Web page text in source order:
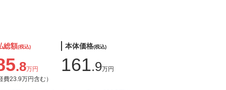
総額(税込)
.8万円
費23.9万円含む）
本体価格(税込)
161.9万円